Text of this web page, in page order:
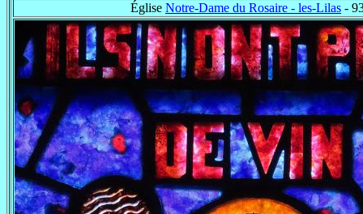
Église Notre-Dame du Rosaire - les-Lilas -